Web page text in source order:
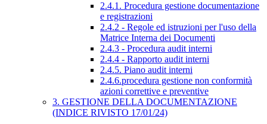
2.4.1. Procedura gestione documentazione
e registrazioni
2.4.2 - Regole ed istruzioni per l'uso della
Matrice Interna dei Documenti
2.4.3 - Procedura audit interni
2.4.4 - Rapporto audit interni
2.4.5. Piano audit interni
2.4.6.procedura gestione non conformità
azioni correttive e preventive
3. GESTIONE DELLA DOCUMENTAZIONE
(INDICE RIVISTO 17/01/24)